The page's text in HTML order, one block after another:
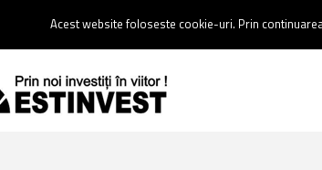
0237 238 900 |Email :contact@estinvest.ro
Acest website foloseste cookie-uri. Prin